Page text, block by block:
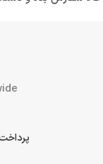
اگر دنبال باتری صنعتی
آرژانتین هستی،
انتخاب، ارسال و